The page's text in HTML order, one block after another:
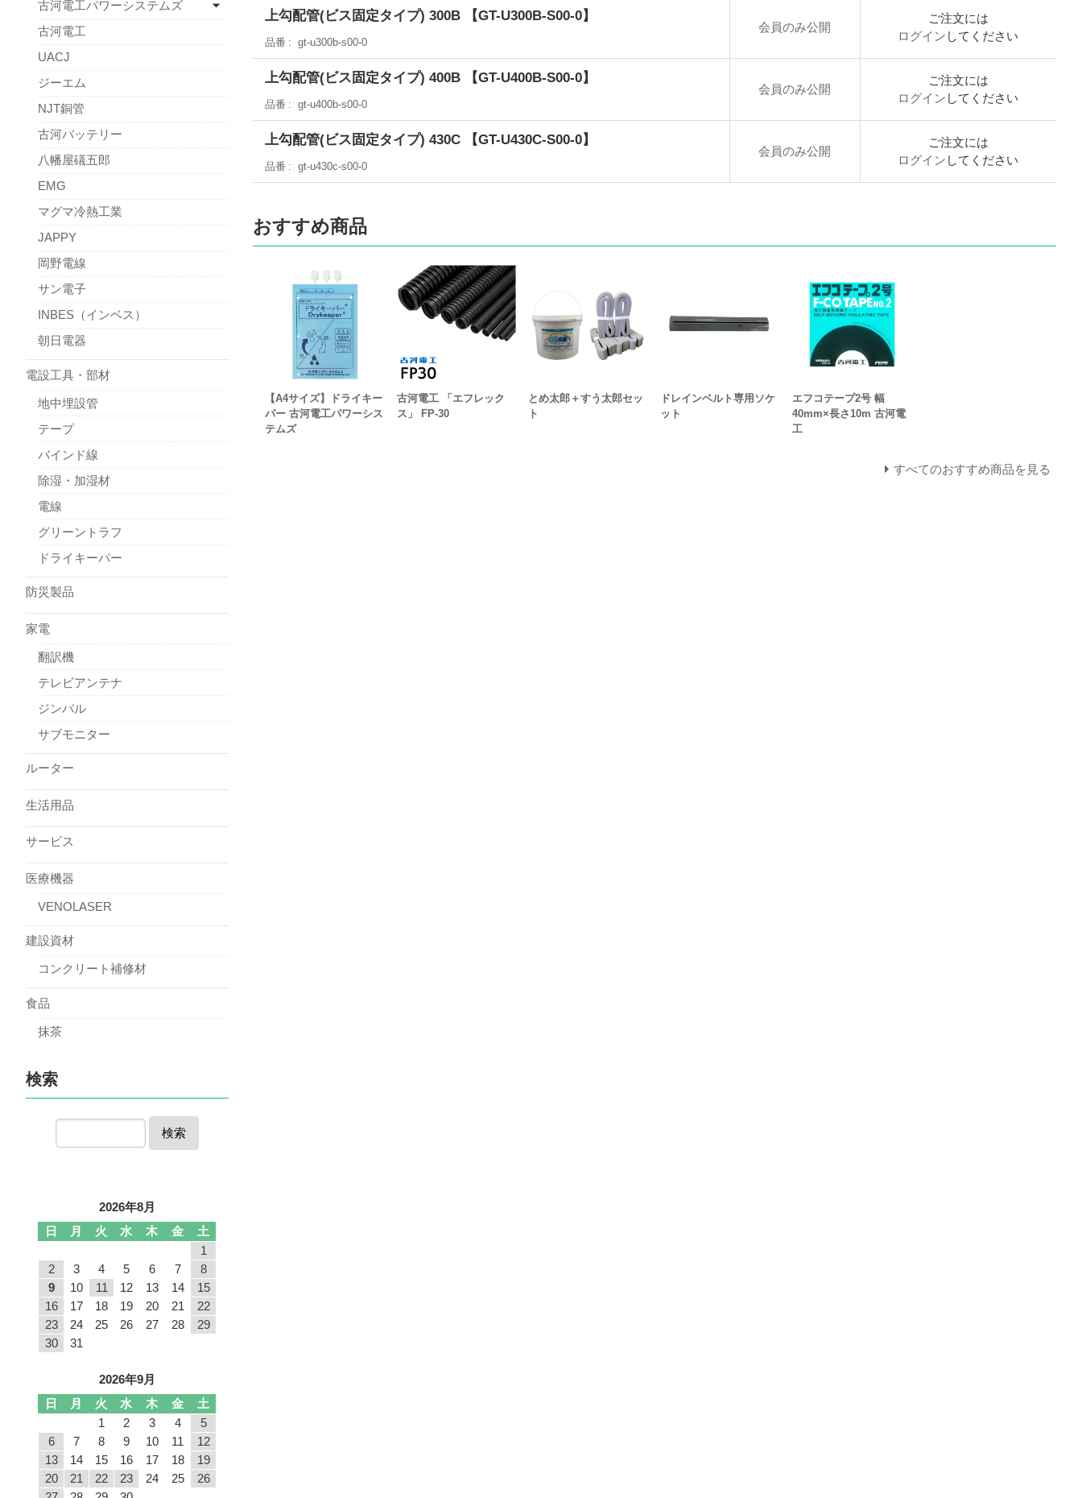
上勾配管(ビス固定タイプ) 300B 【GT-U300B-S00-0】
品番 gt-u300b-s00-0
会員のみ公開
ご注文には
ログイン してください
上勾配管(ビス固定タイプ) 400B 【GT-U400B-S00-0】
品番 gt-u400b-s00-0
会員のみ公開
ご注文には
ログイン してください
上勾配管(ビス固定タイプ) 430C 【GT-U430C-S00-0】
品番 gt-u430c-s00-0
会員のみ公開
ご注文には
ログイン してください
おすすめ商品
【A4サイズ】ドライキー
パー 古河電工パワーシス
テムズ
古河電工 「エフレック
ス」 FP-30
とめ太郎＋すう太郎セッ
ト
ドレインベルト専用ソケ
ット
エフコテープ2号 幅
40mm×長さ10m 古河電
工
すべてのおすすめ商品を見る
古河電工パワーシステムズ
古河電工
UACJ
ジーエム
NJT銅管
古河バッテリー
八幡屋礒五郎
EMG
マグマ冷熱工業
JAPPY
岡野電線
サン電子
INBES（インベス）
朝日電器
電設工具・部材
地中埋設管
テープ
バインド線
除湿・加湿材
電線
グリーントラフ
ドライキーパー
防災製品
家電
翻訳機
テレビアンテナ
ジンバル
サブモニター
ルーター
生活用品
サービス
医療機器
VENOLASER
建設資材
コンクリート補修材
食品
抹茶
検索
検索
2026年8月
日
月 火 水 木 金
土
1
2
3 4 5 6 7
8
9
10 11 12 13 14
15
16
17 18 19 20 21
22
23
24 25 26 27 28
29
30
31
2026年9月
日
月 火 水 木 金
土
1
2 3 4
5
6
7 8 9 10 11
12
13
14 15 16 17 18
19
20
21 22 23 24 25
26